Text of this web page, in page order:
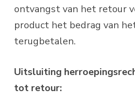
ontvangst van het retour
product het bedrag van
terugbetalen.
Uitsluiting
tot retour: